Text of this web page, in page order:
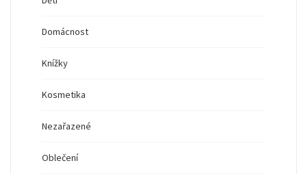
Domácnost
Knížky
Kosmetika
Nezařazené
Oblečení